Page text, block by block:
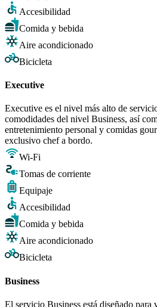
Accesibilidad
Comida y bebida
Aire acondicionado
Bicicleta
Executive
Executive es el nivel más alto de
comodidades del nivel Business, así
entretenimiento personal y comidas
exclusivo chef a bordo.
Wi-Fi
Tomas de corriente
Equipaje
Accesibilidad
Comida y bebida
Aire acondicionado
Bicicleta
Business
El servicio Business está diseñado para